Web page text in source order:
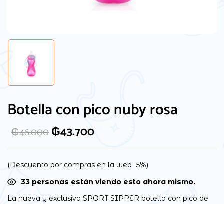
Botella con pico nuby rosa
₲46.000₲43.700
(Descuento por compras en la web -5%)
40 personas están viendo esto ahora mismo.
La nueva y exclusiva SPORT SIPPER botella con pico de
vez que comente.